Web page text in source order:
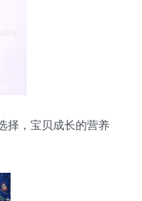
择，宝贝成长的营养